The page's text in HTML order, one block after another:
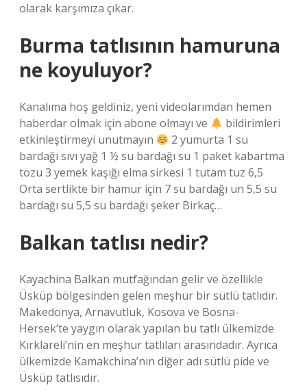
olarak karşımıza çıkar.
Burma tatlısının hamuruna
ne koyuluyor?
Kanalıma hoş geldiniz, yeni videolarımdan hemen
haberdar olmak için abone olmayı ve
bildirimleri
etkinleştirmeyi unutmayın
2 yumurta 1 su
bardağı sıvı yağ 1 ½ su bardağı su 1 paket kabartma
tozu 3 yemek kaşığı elma sirkesi 1 tutam tuz 6,5
Orta sertlikte bir hamur için 7 su bardağı un 5,5 su
bardağı su 5,5 su bardağı şeker Birkaç…
Balkan tatlısı nedir?
Kayachina Balkan mutfağından gelir ve özellikle
Üsküp bölgesinden gelen meşhur bir sütlü tatlıdır.
Makedonya, Arnavutluk, Kosova ve Bosna-
Hersek’te yaygın olarak yapılan bu tatlı ülkemizde
Kırklareli’nin en meşhur tatlıları arasındadır. Ayrıca
ülkemizde Kamakchina’nın diğer adı sütlü pide ve
Üsküp tatlısıdır.